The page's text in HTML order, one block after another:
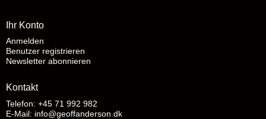
Ihr Konto
Anmelden
Benutzer registrieren
Newsletter abonnieren
Kontakt
Telefon: +45 71 992 982
E-Mail: info@geoffanderson.dk